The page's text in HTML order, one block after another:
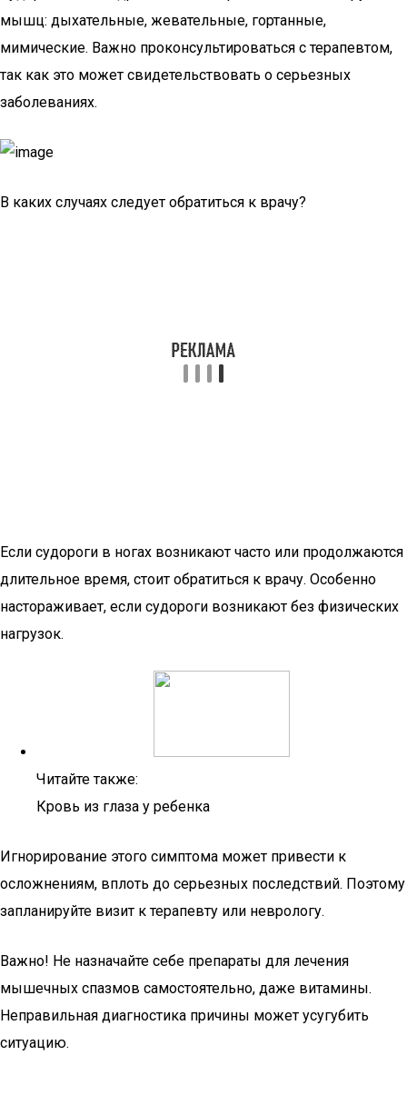
мышц: дыхательные, жевательные, гортанные,
мимические. Важно проконсультироваться с терапевтом,
так как это может свидетельствовать о серьезных
заболеваниях.
В каких случаях следует обратиться к врачу?
Если судороги в ногах возникают часто или продолжаются
длительное время, стоит обратиться к врачу. Особенно
настораживает, если судороги возникают без физических
нагрузок.
Читайте также:
Кровь из глаза у ребенка
Игнорирование этого симптома может привести к
осложнениям, вплоть до серьезных последствий. Поэтому
запланируйте визит к терапевту или неврологу.
Важно! Не назначайте себе препараты для лечения
мышечных спазмов самостоятельно, даже витамины.
Неправильная диагностика причины может усугубить
ситуацию.